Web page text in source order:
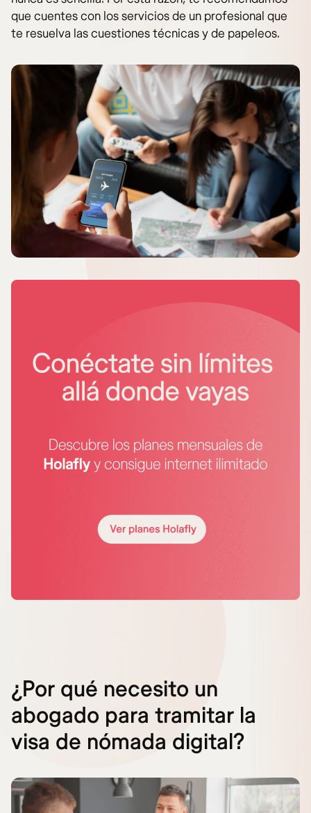
que cuentes con los servicios de un profesional que
te resuelva las cuestiones técnicas y de papeleos.
¿Por qué necesito un
abogado para tramitar la
visa de nómada digital?